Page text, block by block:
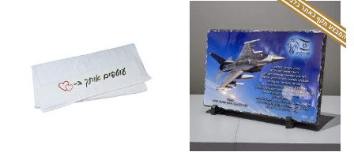
המבצע תקף באתר בלבד